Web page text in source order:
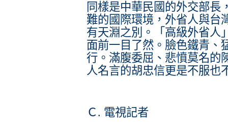
同樣是中華民國的外交部長
難的國際環境，外省人與台
有天淵之別。「高級外省人
面前一目了然。臉色鐵青、
行。滿腹委屈、悲憤莫名的
人名言的胡忠信更是不服也
Ｃ. 電視記者